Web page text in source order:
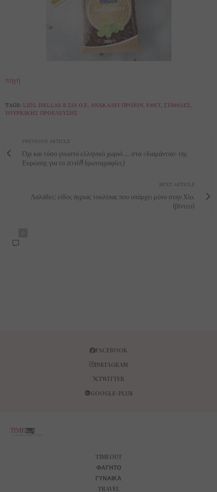
πηγή
TAGS: LIDL HELLAS & ΣΙΑ Ο.Ε, ΑΝΑΚΑΛΕΊ ΠΡΟΪΌΝ, ΕΦΕΤ, ΣΤΑΦΊΔΕΣ,
ΤΟΥΡΚΙΚΉΣ ΠΡΟΈΛΕΥΣΗΣ
PREVIOUS ARTICLE
Όχι και τόσο γνωστό ελληνικό χωριό .... στα «διαμάντια» της
Ευρώπης για το 2016!! (φωτογραφίες)
NEXT ARTICLE
Λαλάδες: είδος άγριας τουλίπας που υπάρχει μόνο στην Χίο.
(βίντεο)
FACEBOOK
INSTAGRAM
TWITTER
GOOGLE-PLUS
TIMEOUT
ΦΑΓΗΤΌ
ΓΥΝΑΊΚΑ
TRAVEL